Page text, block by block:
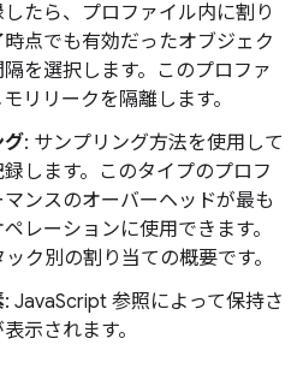
たら、プロファイル内に割り
点でも有効だったオブジェク
を選択します。このプロファ
リリークを隔離します。
: サンプリング方法を使用して
します。このタイプのプロフ
ンスのオーバーヘッドが最も
レーションに使用できます。
ク別の割り当ての概要です。
: JavaScript 参照によって保持さ
示されます。